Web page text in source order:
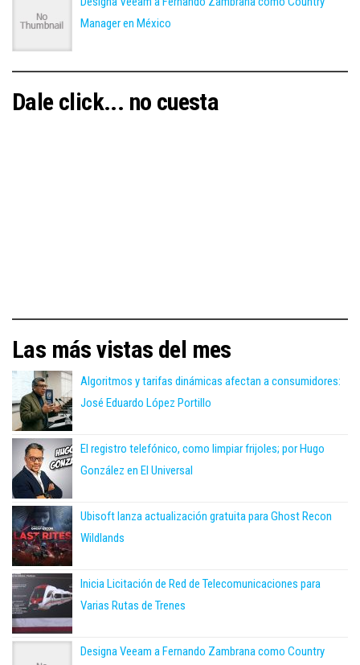
Manager en México
Dale click... no cuesta
Las más vistas del mes
Algoritmos y tarifas dinámicas afectan a consumidores:
José Eduardo López Portillo
El registro telefónico, como limpiar frijoles; por Hugo
González en El Universal
Ubisoft lanza actualización gratuita para Ghost Recon
Wildlands
Inicia Licitación de Red de Telecomunicaciones para
Varias Rutas de Trenes
Designa Veeam a Fernando Zambrana como Country